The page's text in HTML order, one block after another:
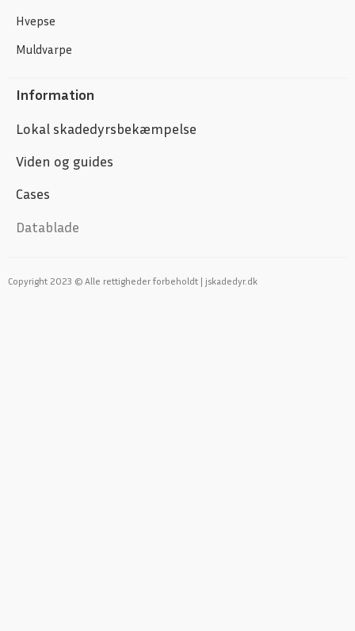
Hvepse
Muldvarpe
Information
Lokal skadedyrsbekæmpelse
Viden og guides
Cases
Datablade
Copyright 2023 © Alle rettigheder forbeholdt | jskadedyr.dk